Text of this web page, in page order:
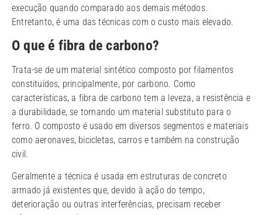
execução quando comparado aos demais métodos.
Entretanto, é uma das técnicas com o custo mais elevado.
O que é fibra de carbono?
Trata-se de um material sintético composto por filamentos
constituídos, principalmente, por carbono. Como
características, a fibra de carbono tem a leveza, a resistência e
a durabilidade, se tornando um material substituto para o
ferro. O composto é usado em diversos segmentos e materiais
como aeronaves, bicicletas, carros e também na construção
civil.
Geralmente a técnica é usada em estruturas de concreto
armado já existentes que, devido à ação do tempo,
deterioração ou outras interferências, precisam receber